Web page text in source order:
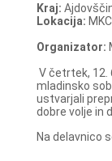
Kraj:
Lokacija:
Organizator:
V četrtek, 12.
mladinsko
ustvarjali
dobre volje in
Na delavnico